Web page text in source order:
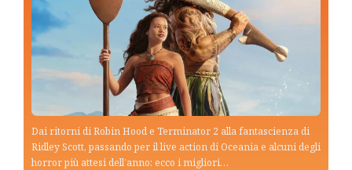
Dai ritorni di Robin Hood e Terminator 2 alla fantascienza di
Ridley Scott, passando per il live action di Oceania e alcuni degli
horror più attesi dell’anno: ecco i migliori…